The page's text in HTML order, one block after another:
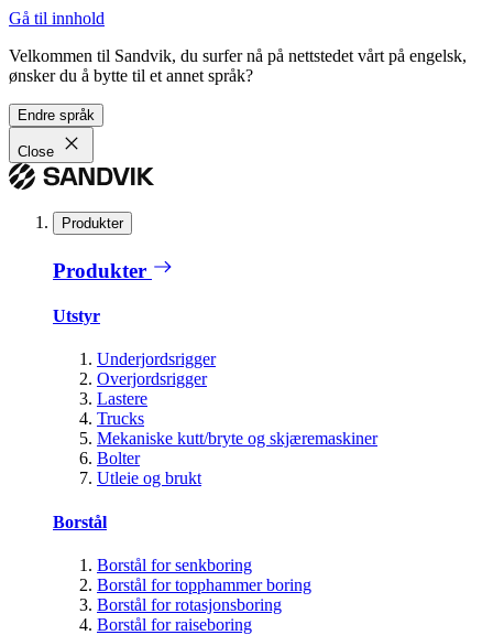
Gå til innhold
Velkommen til Sandvik, du surfer nå på nettstedet vårt på engelsk,
ønsker du å bytte til et annet språk?
Endre språk
Close
Produkter
Produkter
Utstyr
Underjordsrigger
Overjordsrigger
Lastere
Trucks
Mekaniske kutt/bryte og skjæremaskiner
Bolter
Utleie og brukt
Borstål
Borstål for senkboring
Borstål for topphammer boring
Borstål for rotasjonsboring
Borstål for raiseboring